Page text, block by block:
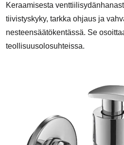
Keraamisesta
tiivistyskyky, tarkka ohjaus ja
nesteensäätökentässä. Se
teollisuusolosuhteissa.